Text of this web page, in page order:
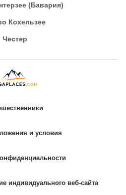
(Бавария)
Кохельзее
Честер
и условия
индивидуального веб-сайта